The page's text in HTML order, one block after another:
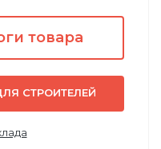
товара
СТРОИТЕЛЕЙ